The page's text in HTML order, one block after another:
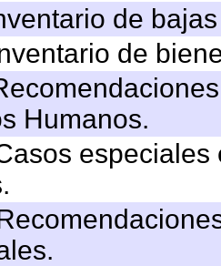
de
de
Humanos.